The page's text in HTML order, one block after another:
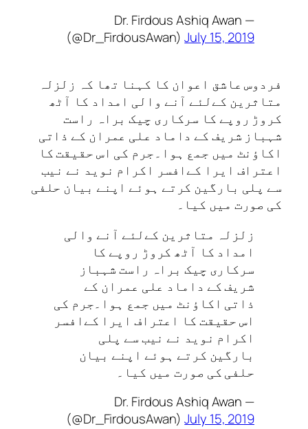
— Dr. Firdous Ashiq Awan
(@Dr_FirdousAwan)July 15, 2019
فردوس عاشق اعوان کا کہنا تھا کہ زلزلہ
متاثرین کےلئے آنے والی امداد کا آٹھ
کروڑ روپے کا سرکاری چیک براہ راست
شہباز شریف کے داماد علی عمران کے ذاتی
اکاؤنٹ میں جمع ہوا۔جرم کی اس حقیقت کا
اعتراف ایرا کےافسر اکرام نوید نے نیب
سے پلی بارگین کرتے ہوئے اپنے بیان حلفی
کی صورت میں کیا۔
زلزلہ متاثرین کےلئے آنے والی
امداد کا آٹھ کروڑ روپے کا
سرکاری چیک براہ راست شہباز
شریف کے داماد علی عمران کے
ذاتی اکاؤنٹ میں جمع ہوا۔جرم کی
اس حقیقت کا اعتراف ایرا کےافسر
اکرام نوید نے نیب سے پلی
بارگین کرتے ہوئے اپنے بیان
حلفی کی صورت میں کیا۔
— Dr. Firdous Ashiq Awan
(@Dr_FirdousAwan)July 15, 2019